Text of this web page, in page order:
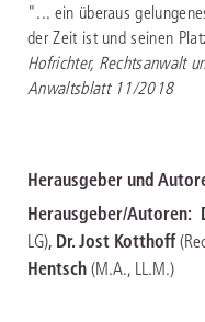
"... ein überaus
der Zeit ist und seinen
Hofrichter, Rechtsanwalt
Anwaltsblatt 11/2018
Herausgeber und
Herausgeber/Autoren:
LG), Dr. Jost Kotthoff
Hentsch (M.A., LL.M.)